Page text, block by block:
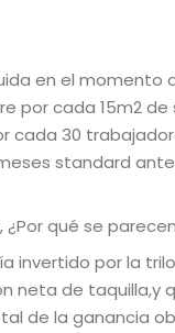
en el momento
por cada 15m2
cada 30
standard
¿Por qué se
invertido por la
neta de taquilla,y
de la ganancia